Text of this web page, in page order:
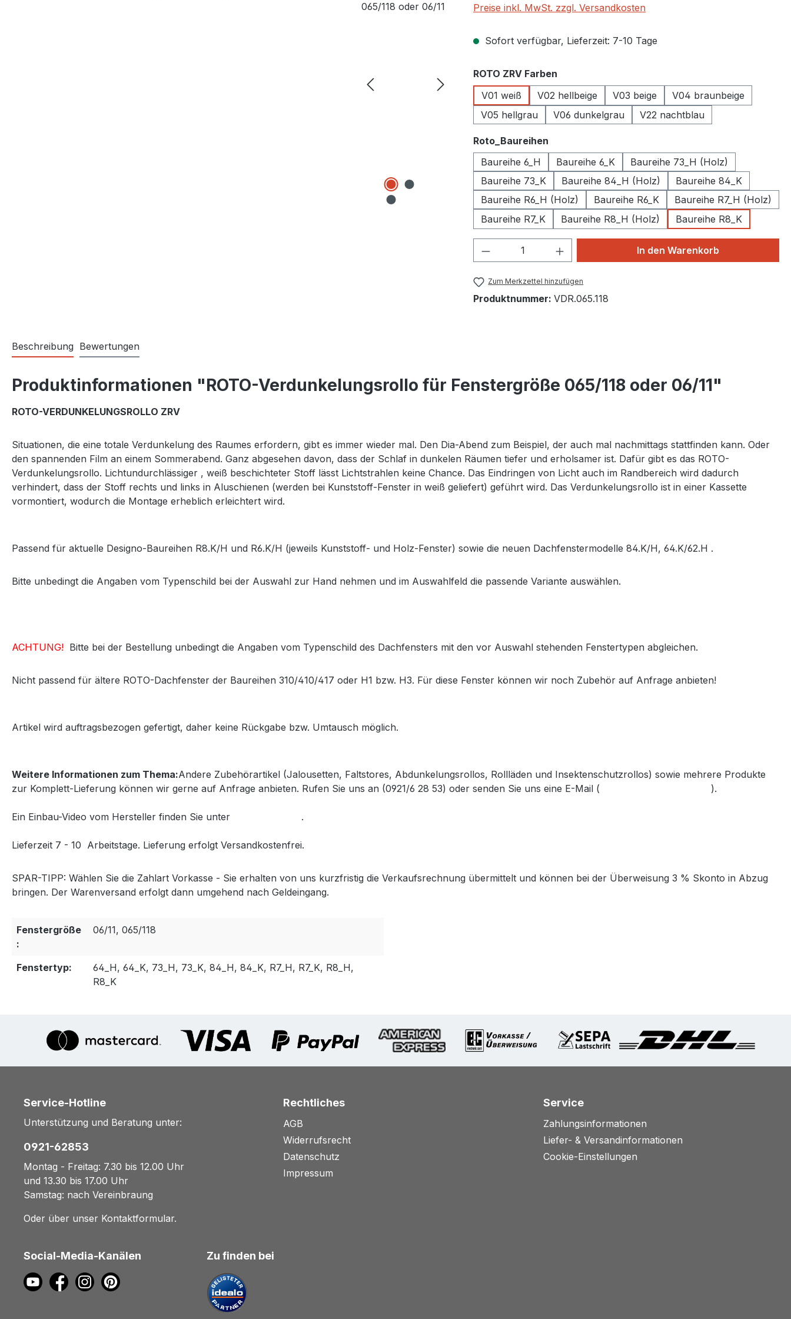
Preise inkl. MwSt. zzgl. Versandkosten
Sofort verfügbar, Lieferzeit: 7-10 Tage
ROTO ZRV Farben
V01 weiß
V02 hellbeige V03 beige
V04 braunbeige
V05 hellgrau
V06 dunkelgrau V22 nachtblau
Roto_Baureihen
Baureihe 6_H
Baureihe 6_K
Baureihe 73_H (Holz)
Baureihe 73_K
Baureihe 84_H (Holz)
Baureihe 84_K
Baureihe R6_H (Holz)
Baureihe R6_K
Baureihe R7_H (Holz)
Baureihe R7_K
Baureihe R8_H (Holz) Baureihe R8_K
Produkt Anzahl: Gib den gewünschten Wert
In den Warenkorb
Zum Merkzettel hinzufügen
Produktnummer: VDR.065.118
Beschreibung Bewertungen
Produktinformationen "ROTO-Verdunkelungsrollo für Fenstergröße 065/118 oder 06/11"
ROTO-VERDUNKELUNGSROLLO ZRV
Situationen, die eine totale Verdunkelung des Raumes erfordern, gibt es immer wieder mal. Den Dia-Abend zum Beispiel, der auch mal nachmittags stattfinden kann. Oder
den spannenden Film an einem Sommerabend. Ganz abgesehen davon, dass der Schlaf in dunkelen Räumen tiefer und erholsamer ist. Dafür gibt es das ROTO-
Verdunkelungsrollo. Lichtundurchlässiger , weiß beschichteter Stoff lässt Lichtstrahlen keine Chance. Das Eindringen von Licht auch im Randbereich wird dadurch
verhindert, dass der Stoff rechts und links in Aluschienen (werden bei Kunststoff-Fenster in weiß geliefert) geführt wird. Das Verdunkelungsrollo ist in einer Kassette
vormontiert, wodurch die Montage erheblich erleichtert wird.
Passend für aktuelle Designo-Baureihen R8.K/H und R6.K/H (jeweils Kunststoff- und Holz-Fenster) sowie die neuen Dachfenstermodelle 84.K/H, 64.K/62.H .
Bitte unbedingt die Angaben vom Typenschild bei der Auswahl zur Hand nehmen und im Auswahlfeld die passende Variante auswählen.
ACHTUNG! Bitte bei der Bestellung unbedingt die Angaben vom Typenschild des Dachfensters mit den vor Auswahl stehenden Fenstertypen abgleichen.
Nicht passend für ältere ROTO-Dachfenster der Baureihen 310/410/417 oder H1 bzw. H3. Für diese Fenster können wir noch Zubehör auf Anfrage anbieten!
Artikel wird auftragsbezogen gefertigt, daher keine Rückgabe bzw. Umtausch möglich.
Weitere Informationen zum Thema:Andere Zubehörartikel (Jalousetten, Faltstores, Abdunkelungsrollos, Rollläden und Insektenschutzrollos) sowie mehrere Produkte
zur Komplett-Lieferung können wir gerne auf Anfrage anbieten. Rufen Sie uns an (0921/6 28 53) oder senden Sie uns eine E-Mail ( ).
Ein Einbau-Video vom Hersteller finden Sie unter .
Lieferzeit 7 - 10 Arbeitstage. Lieferung erfolgt Versandkostenfrei.
SPAR-TIPP: Wählen Sie die Zahlart Vorkasse - Sie erhalten von uns kurzfristig die Verkaufsrechnung übermittelt und können bei der Überweisung 3 % Skonto in Abzug
bringen. Der Warenversand erfolgt dann umgehend nach Geldeingang.
Fenstergröße
:
06/11, 065/118
Fenstertyp:
64_H, 64_K, 73_H, 73_K, 84_H, 84_K, R7_H, R7_K, R8_H,
R8_K
Service-Hotline
Unterstützung und Beratung unter:
0921-62853
Montag - Freitag: 7.30 bis 12.00 Uhr
und 13.30 bis 17.00 Uhr
Samstag: nach Vereinbraung
Oder über unser Kontaktformular.
Rechtliches
AGB
Widerrufsrecht
Datenschutz
Impressum
Service
Zahlungsinformationen
Liefer- & Versandinformationen
Cookie-Einstellungen
Social-Media-Kanälen Zu finden bei